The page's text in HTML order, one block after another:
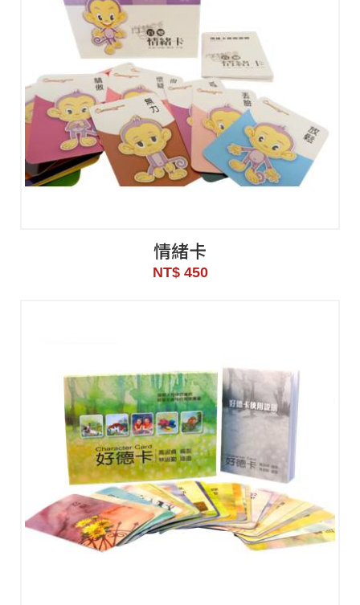
情緒卡
NT$ 450